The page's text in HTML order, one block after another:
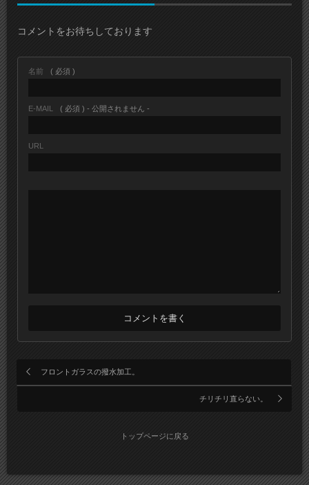
コメントをお待ちしております
名前 ( 必須 )
E-MAIL ( 必須 ) - 公開されません -
URL
フロントガラスの撥水加工。
チリチリ直らない。
トップページに戻る